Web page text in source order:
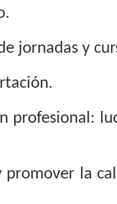
jornadas y
profesional:
promover la